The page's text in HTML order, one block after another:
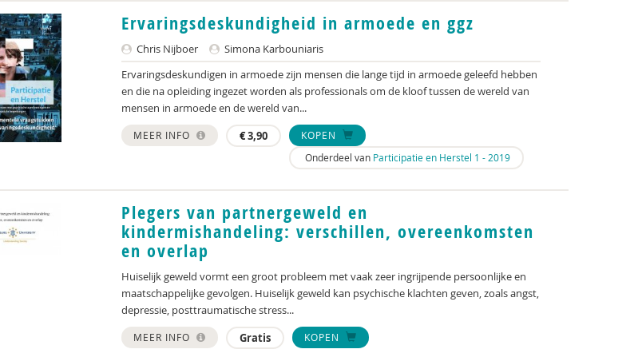
Ervaringsdeskundigheid in armoede en ggz
Chris Nijboer
Simona Karbouniaris
Ervaringsdeskundigen in armoede zijn mensen die lange tijd in armoede geleefd hebben
en die na opleiding ingezet worden als professionals om de kloof tussen de wereld van
mensen in armoede en de wereld van...
MEER INFO €3,90
KOPEN
Onderdeel van Participatie en Herstel 1 - 2019
Plegers van partnergeweld en
kindermishandeling: verschillen, overeenkomsten
en overlap
Huiselijk geweld vormt een groot probleem met vaak zeer ingrijpende persoonlijke en
maatschappelijke gevolgen. Huiselijk geweld kan psychische klachten geven, zoals angst,
depressie, posttraumatische stress...
MEER INFO Gratis KOPEN